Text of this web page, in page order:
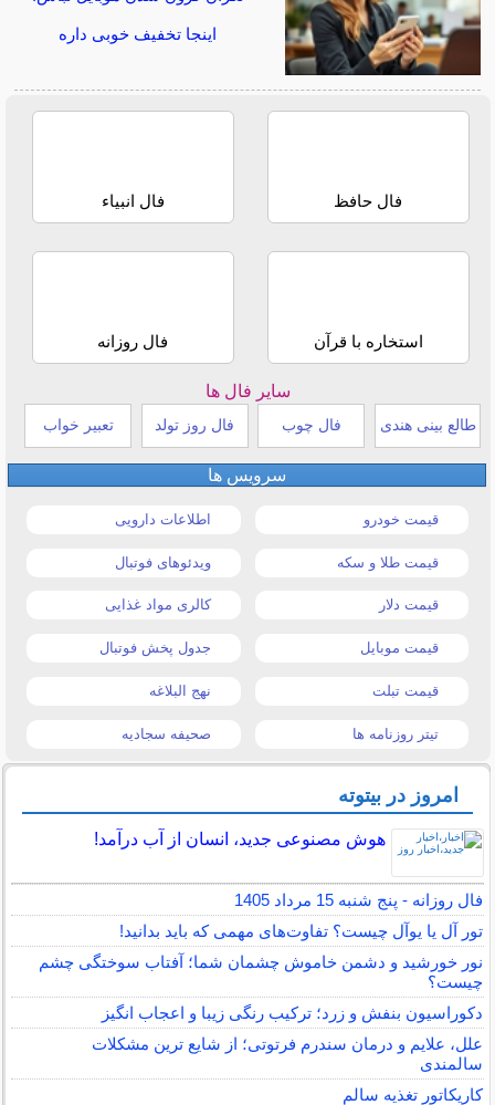
اینجا تخفیف خوبی داره
فال حافظ فال انبیاء
استخاره با قرآن فال روزانه
سایر فال ها
طالع بینی هندی فال چوب فال روز تولد تعبیر خواب
سرویس ها
قیمت خودرو اطلاعات دارویی
قیمت طلا و سکه ویدئوهای فوتبال
قیمت دلار کالری مواد غذایی
قیمت موبایل جدول پخش فوتبال
قیمت تبلت نهج البلاغه
تیتر روزنامه ها صحیفه سجادیه
امروز در بیتوته
هوش مصنوعی جدید، انسان از آب درآمد!
فال روزانه - پنج شنبه 15 مرداد 1405
تور آل یا یوآل چیست؟ تفاوت‌های مهمی که باید بدانید!
نور خورشید و دشمن خاموش چشمان شما؛ آفتاب سوختگی چشم
چیست؟
دکوراسیون بنفش و زرد؛ ترکیب رنگی زیبا و اعجاب انگیز
علل، علایم و درمان سندرم فرتوتی؛ از شایع ترین مشکلات
سالمندی
کاریکاتور تغذیه سالم